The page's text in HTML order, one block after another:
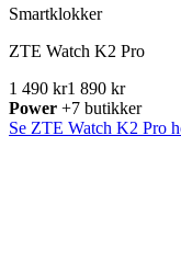
Smartklokker
ZTE Watch K2 Pro
1 490 kr1 890 kr
Power +7 butikker
Se ZTE Watch K2 Pro